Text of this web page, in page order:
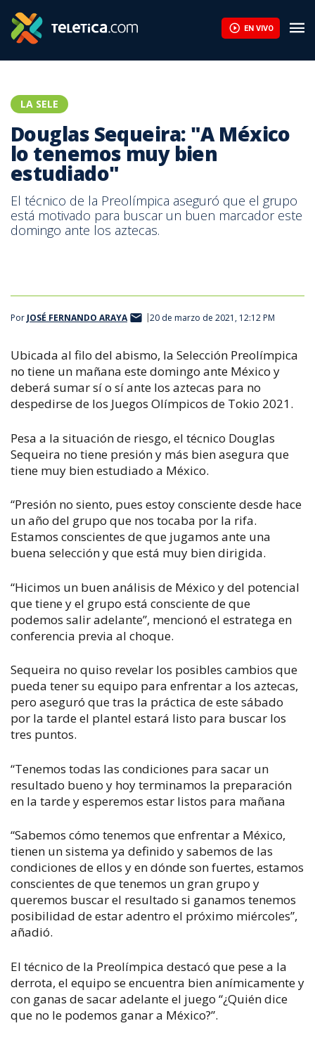
EN VIVO
LA SELE
Douglas Sequeira: "A México
lo tenemos muy bien
estudiado"
El técnico de la Preolímpica aseguró que el grupo
está motivado para buscar un buen marcador este
domingo ante los aztecas.
Por JOSÉ FERNANDO ARAYA 20 de marzo de 2021, 12:12 PM
Ubicada al filo del abismo, la Selección Preolímpica
no tiene un mañana este domingo ante México y
deberá sumar sí o sí ante los aztecas para no
despedirse de los Juegos Olímpicos de Tokio 2021.
Pesa a la situación de riesgo, el técnico Douglas
Sequeira no tiene presión y más bien asegura que
tiene muy bien estudiado a México.
“Presión no siento, pues estoy consciente desde hace
un año del grupo que nos tocaba por la rifa.
Estamos conscientes de que jugamos ante una
buena selección y que está muy bien dirigida.
“Hicimos un buen análisis de México y del potencial
que tiene y el grupo está consciente de que
podemos salir adelante”, mencionó el estratega en
conferencia previa al choque.
Sequeira no quiso revelar los posibles cambios que
pueda tener su equipo para enfrentar a los aztecas,
pero aseguró que tras la práctica de este sábado
por la tarde el plantel estará listo para buscar los
tres puntos.
“Tenemos todas las condiciones para sacar un
resultado bueno y hoy terminamos la preparación
en la tarde y esperemos estar listos para mañana
“Sabemos cómo tenemos que enfrentar a México,
tienen un sistema ya definido y sabemos de las
condiciones de ellos y en dónde son fuertes, estamos
conscientes de que tenemos un gran grupo y
queremos buscar el resultado si ganamos tenemos
posibilidad de estar adentro el próximo miércoles”,
añadió.
El técnico de la Preolímpica destacó que pese a la
derrota, el equipo se encuentra bien anímicamente y
con ganas de sacar adelante el juego “¿Quién dice
que no le podemos ganar a México?”.